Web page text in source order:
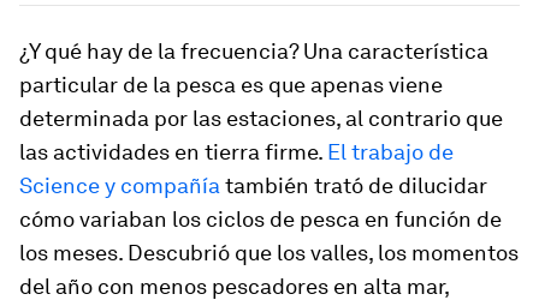
¿Y qué hay de la frecuencia? Una característica
particular de la pesca es que apenas viene
determinada por las estaciones, al contrario que
las actividades en tierra firme. El trabajo de
Science y compañíatambién trató de dilucidar
cómo variaban los ciclos de pesca en función de
los meses. Descubrió que los valles, los momentos
del año con menos pescadores en alta mar,